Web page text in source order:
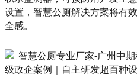
设置，智慧公厕解决方案将有
全感。